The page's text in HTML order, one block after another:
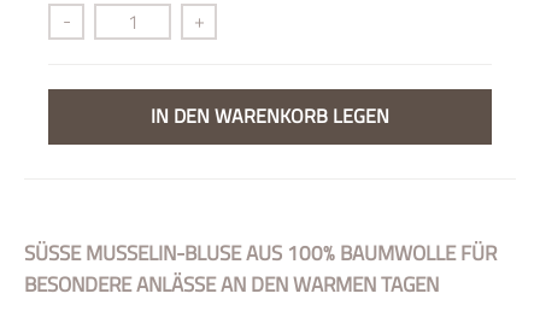
- +
IN DEN WARENKORB LEGEN
SÜSSE MUSSELIN-BLUSE AUS 100% BAUMWOLLE FÜR B
ESONDERE ANLÄSSE AN DEN WARMEN TAGEN